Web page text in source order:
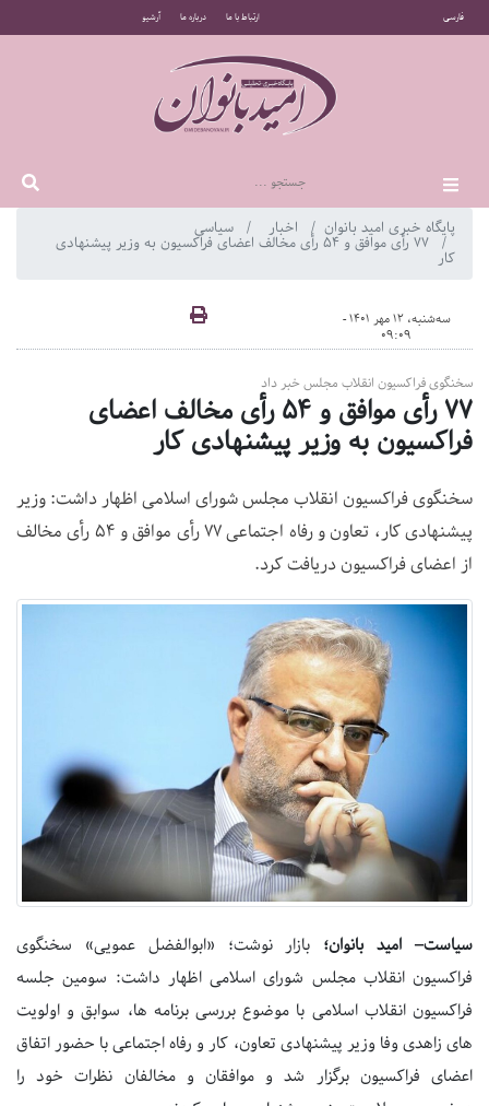
فارسی ارتباط با ما درباره ما آرشیو
پایگاه خبری امید بانوان اخبار سیاسی
۷۷ رأی موافق و ۵۴ رأی مخالف اعضای فراکسیون به وزیر پیشنهادی
کار
سه‌شنبه، 12 مهر 1401 -
09:09
سخنگوی فراکسیون انقلاب مجلس خبر داد
۷۷ رأی موافق و ۵۴ رأی مخالف اعضای
فراکسیون به وزیر پیشنهادی کار
سخنگوی فراکسیون انقلاب مجلس شورای اسلامی اظهار داشت: وزیر
پیشنهادی کار، تعاون و رفاه اجتماعی ۷۷ رأی موافق و ۵۴ رأی مخالف
از اعضای فراکسیون دریافت کرد.
سیاست– امید بانوان؛ بازار نوشت؛ «ابوالفضل عمویی» سخنگوی
فراکسیون انقلاب مجلس شورای اسلامی اظهار داشت: سومین جلسه
فراکسیون انقلاب اسلامی با موضوع بررسی برنامه ها، سوابق و اولویت
های زاهدی وفا وزیر پیشنهادی تعاون، کار و رفاه اجتماعی با حضور اتفاق
اعضای فراکسیون برگزار شد و موافقان و مخالفان نظرات خود را